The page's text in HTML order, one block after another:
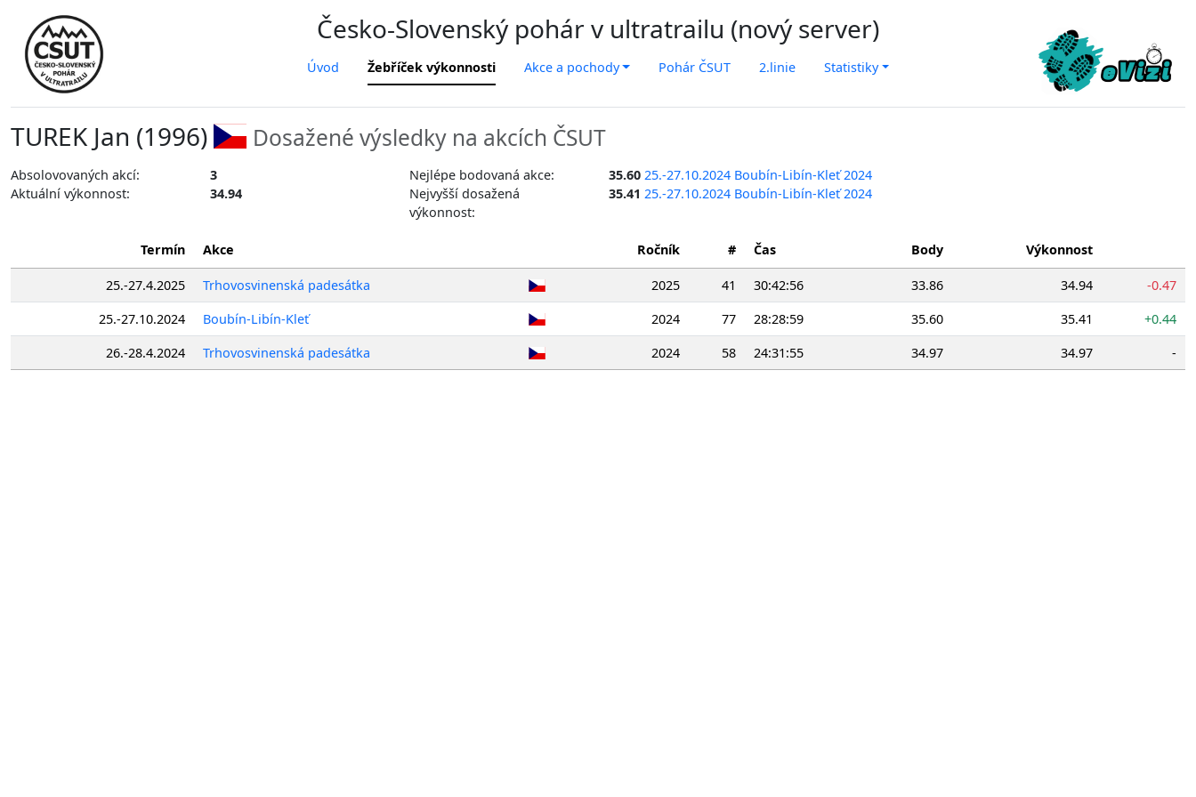
Česko-Slovenský pohár v ultratrailu (nový server)
Úvod Žebříček výkonnosti Akce a pochody Pohár ČSUT 2.linie Statistiky
TUREK Jan (1996) Dosažené výsledky na akcích ČSUT
Absolovovaných akcí: 3 Nejlépe bodovaná akce: 35.60 25.-27.10.2024 Boubín-Libín-Kleť 2024
Aktuální výkonnost:
34.94
Nejvyšší dosažená
výkonnost:
35.41 25.-27.10.2024 Boubín-Libín-Kleť 2024
Termín Akce Ročník # Čas Body Výkonnost
25.-27.4.2025 Trhovosvinenská padesátka 2025 41 30:42:56 33.86 34.94
-0.47
25.-27.10.2024
Boubín-Libín-Kleť 2024 77 28:28:59 35.60 35.41
+0.44
26.-28.4.2024
Trhovosvinenská padesátka 2024 58 24:31:55 34.97 34.97 -